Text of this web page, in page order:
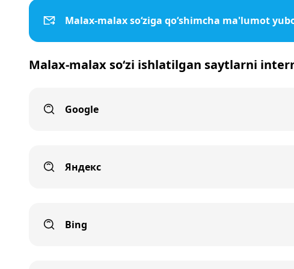
Malax-malax so‘ziga qo‘shimcha ma'lumot
Malax-malax so‘zi ishlatilgan saytlarni
Google
Яндекс
Bing